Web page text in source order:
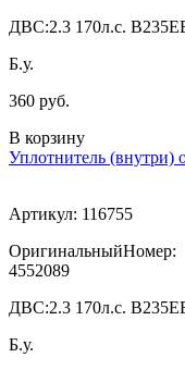
ДВС:2.3 170л.с.
Б.у.
360 руб.
В корзину
Уплотнитель (внутри)
Артикул: 116755
ОригинальныйНомер:
4552089
ДВС:2.3 170л.с.
Б.у.